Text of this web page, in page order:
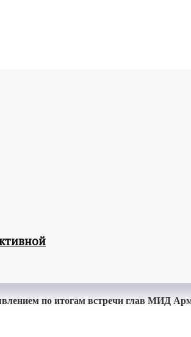
по итогам встречи глав МИД